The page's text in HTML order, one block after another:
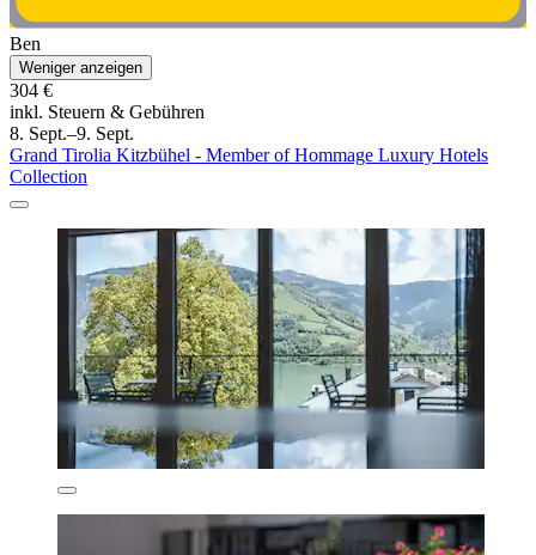
Ben
Weniger anzeigen
304 €
inkl. Steuern & Gebühren
8. Sept.–9. Sept.
Grand Tirolia Kitzbühel - Member of Hommage Luxury Hotels
Collection